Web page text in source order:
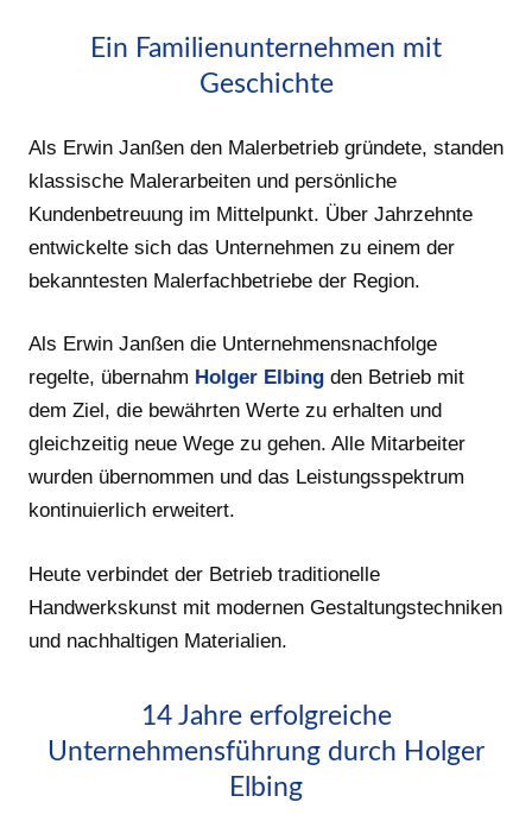
Ein Familienunternehmen mit
Geschichte
Als Erwin Janßen den Malerbetrieb gründete, standen
klassische Malerarbeiten und persönliche
Kundenbetreuung im Mittelpunkt. Über Jahrzehnte
entwickelte sich das Unternehmen zu einem der
bekanntesten Malerfachbetriebe der Region.
Als Erwin Janßen die Unternehmensnachfolge
regelte, übernahm Holger Elbing den Betrieb mit
dem Ziel, die bewährten Werte zu erhalten und
gleichzeitig neue Wege zu gehen. Alle Mitarbeiter
wurden übernommen und das Leistungsspektrum
kontinuierlich erweitert.
Heute verbindet der Betrieb traditionelle
Handwerkskunst mit modernen Gestaltungstechniken
und nachhaltigen Materialien.
14 Jahre erfolgreiche
Unternehmensführung durch Holger
Elbing